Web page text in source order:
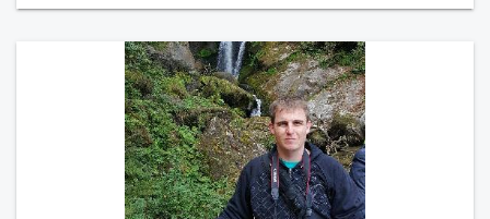
de tout dire en quelques lignes. En revanche, vous
d'informations. A bientôt